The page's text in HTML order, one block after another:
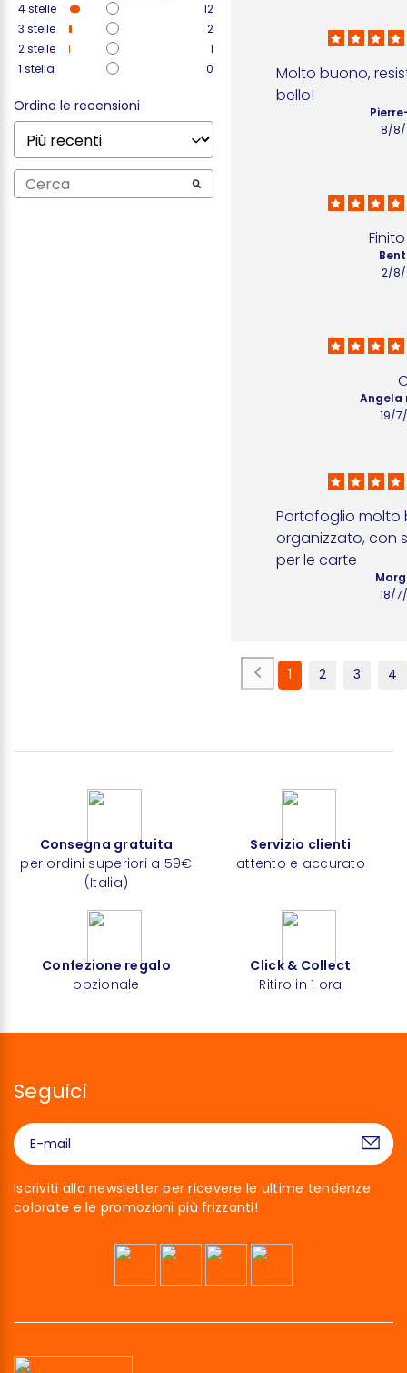
4stelle
12
3 stelle
2
2stelle
1
1 stella 0
Ordina le recensioni
Molto buono,
bello!
8/8/
2/8/
19/
Angela
Portafoglio molto
organizzato, con
per le carte
18/
1 2 3 4
Consegna gratuita
per ordini superiori a 59€
(Italia)
Servizio clienti
attento e accurato
Confezione regalo
opzionale
Click & Collect
Ritiro in 1 ora
Seguici
Iscriviti alla newsletter per ricevere le ultime tendenze
colorate e le promozioni più frizzanti!